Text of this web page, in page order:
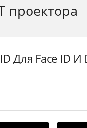
проектора
Для Face ID И